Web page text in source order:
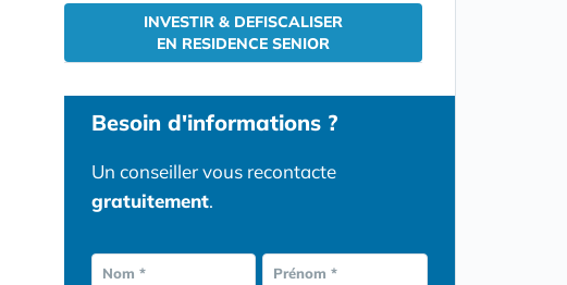
INVESTIR & DEFISCALISER
EN RESIDENCE SENIOR
Besoin d'informations ?
Un conseiller vous recontacte
gratuitement.
Nom * Prénom *